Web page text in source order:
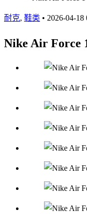
耐克, 鞋类 • 2026-04-18
Nike Air Force